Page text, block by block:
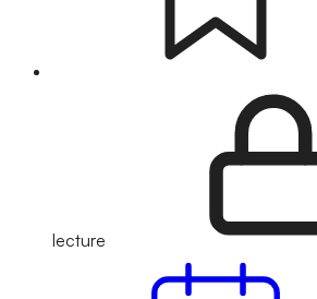
lecture